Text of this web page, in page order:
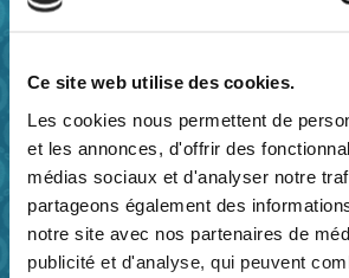
Ce site web utilise des cookies.
Les cookies nous permettent de
et les annonces, d'offrir des
médias sociaux et d'analyser notre
partageons également des
notre site avec nos partenaires de
publicité et d'analyse, qui peuvent
l’établissement.
conduite avec un support média tel que
un enseignant, soit sur Internet.
Les horaires d'accès à la salle de code
entre 14 h et 19 h. Le code en salle est
collectif. Sinon e-learning sur le site
(identifiants remis à l'inscription).
Les 10 thèmes du code de la route: